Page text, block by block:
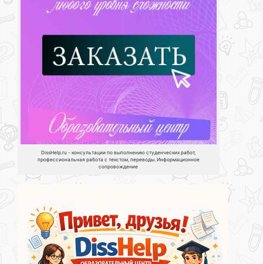
DissHelp.ru - консультации по выполнению студенческих работ,
профессиональная работа с текстом, переводы. Информационное
сопровождение